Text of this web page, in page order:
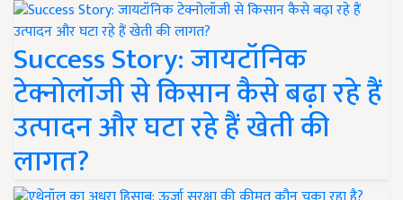
Success Story: जायटॉनिक
टेक्नोलॉजी से किसान कैसे बढ़ा रहे हैं
उत्पादन और घटा रहे हैं खेती की
लागत?